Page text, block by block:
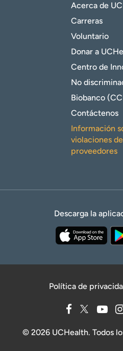
Acerca de
Carreras
Voluntario
Donar a
Centro de
No
Biobanco
Contáctenos
Información
violaciones
proveedores
Descarga la
Política de
© 2026 UCHealth. Todos